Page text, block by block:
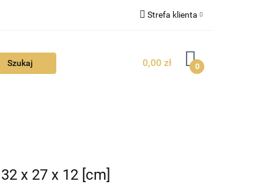
Strefa klienta
Zarejestruj się
0,00 zł 0
x 27 x 12 [cm]